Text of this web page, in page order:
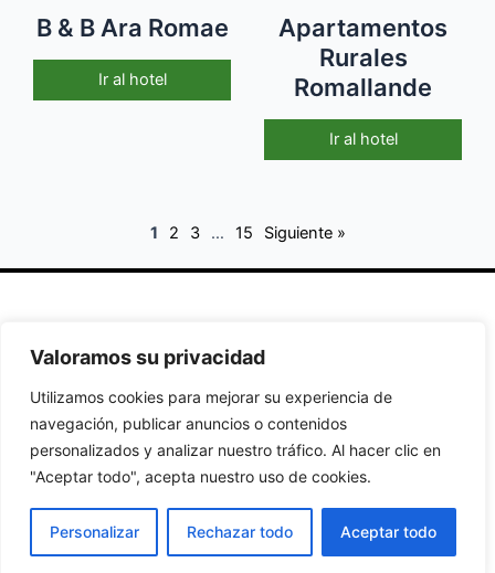
Valoramos su privacidad
Utilizamos cookies para mejorar su experiencia de
navegación, publicar anuncios o contenidos
personalizados y analizar nuestro tráfico. Al hacer clic en
"Aceptar todo", acepta nuestro uso de cookies.
Personalizar Rechazar todo Aceptar todo
B & B Ara Romae
Ir al hotel
Apartamentos
Rurales
Romallande
Ir al hotel
1 2 3 … 15 Siguiente »
Buscador de
Hoteles
Guías de Viajes
cookies
Aviso Legal
Política de
Privacidad
Instagram
© 2026 Antes de Viajar. Todos los derechos reservados.